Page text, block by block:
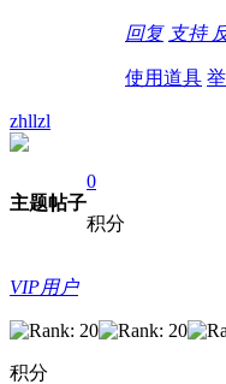
回复 支持
使用道具
zhllzl
主题帖子
0
积分
VIP用户
积分